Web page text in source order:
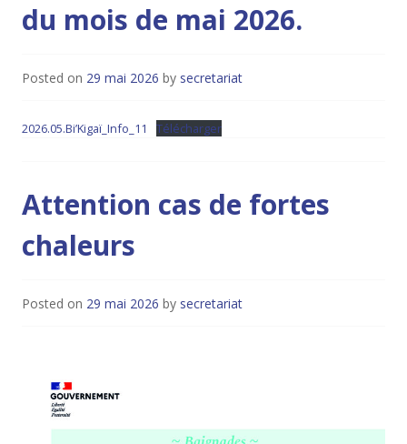
du mois de mai 2026.
Posted on 29 mai 2026 by secretariat
2026.05.Bi’Kigaï_Info_11 Télécharger
Attention cas de fortes
chaleurs
Posted on 29 mai 2026 by secretariat